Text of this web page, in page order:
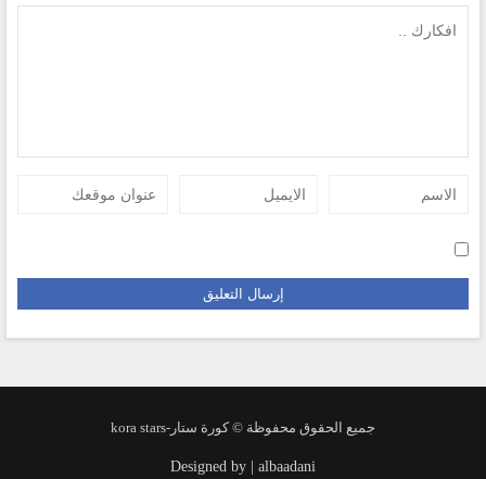
جميع الحقوق محفوظة © كورة ستار-kora stars
Designed by | albaadani